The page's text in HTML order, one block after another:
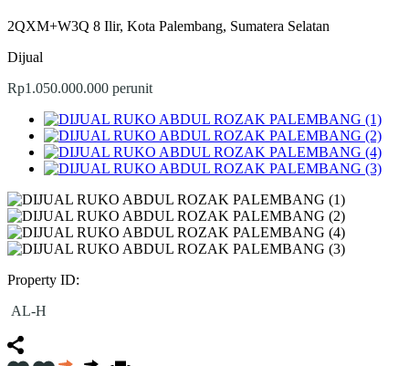
2QXM+W3Q 8 Ilir, Kota Palembang, Sumatera Selatan
Dijual
Rp1.050.000.000 perunit
Property ID:
AL-H